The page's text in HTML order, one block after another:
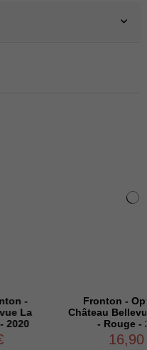
Fronton - Optimum -
Château Bellevue La
- Rouge - 2019
16,90 €